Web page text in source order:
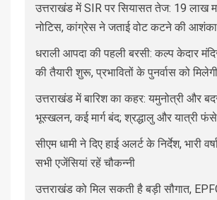
उत्तराखंड में SIR पर सियासत तेज: 19 लाख
नोटिस, कांग्रेस ने जताई वोट कटने की आशंका
धराली आपदा की पहली बरसी: कल्प केदार
की तैयारी शुरू, प्रभावितों के पुनर्वास को
उत्तराखंड में बारिश का कहर: यमुनोत्री और
भूस्खलन, कई मार्ग बंद; श्रद्धालु और यात्री फंसे
सीएम धामी ने दिए हाई अलर्ट के निर्देश, भारी
सभी एजेंसियां रहें चौकन्नी
उत्तराखंड को मिल सकती है बड़ी सौगात,